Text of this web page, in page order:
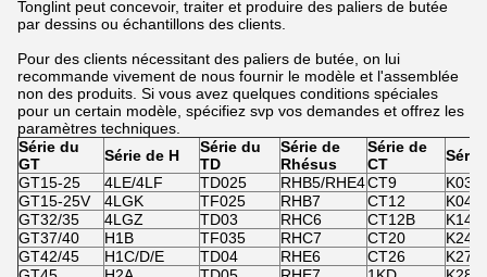
Tonglint peut concevoir, traiter et produire des paliers de butée
par dessins ou échantillons des clients.
Pour des clients nécessitant des paliers de butée, on lui
recommande vivement de nous fournir le modèle et l'assemblée
non des produits. Si vous avez quelques conditions spéciales
pour un certain modèle, spécifiez svp vos demandes et offrez les
paramètres techniques.
Série du
GT
Série de H
Série du
TD
Série de
Rhésus
Série de
CT
Série
GT15-25
4LE/4LF TD025 RHB5/RHE4CT9
K03
GT15-25V
4LGK TF025 RHB7 CT12
K04
GT32/35
4LGZ TD03 RHC6 CT12B
K14/
GT37/40
H1B TF035 RHC7 CT20
K24
GT42/45
H1C/D/E TD04 RHE6 CT26
K27